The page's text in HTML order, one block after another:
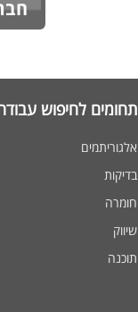
תחומים לחיפוש
אלגוריתמים
בדיקות
חומרה
שיווק
תוכנה